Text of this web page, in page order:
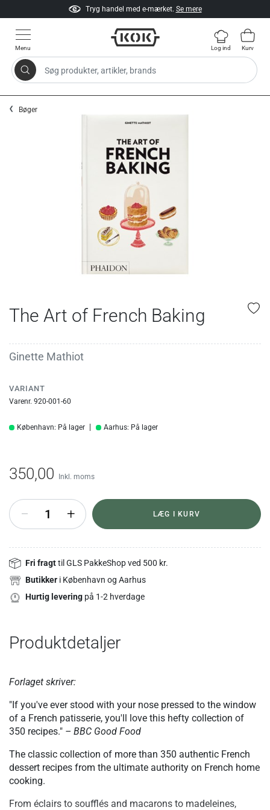
Tryg handel med e-mærket. Se mere
Menu
Søg produkter, artikler, brands
Log ind Kurv
Bøger
The Art of French Baking
Ginette Mathiot
VARIANT
Varenr. 920-001-60
København: På lager Aarhus: På lager
350,00 Inkl. moms
+ LÆG I KURV
Fri fragttil GLS PakkeShop ved 500 kr.
Butikker i København og Aarhus
Hurtig levering på 1-2 hverdage
Produktdetaljer
Forlaget skriver:
"If you've ever stood with your nose pressed to the window
of a French patisserie, you'll love this hefty collection of
350 recipes." – BBC Good Food
The classic collection of more than 350 authentic French
dessert recipes from the ultimate authority on French home
cooking.
From éclairs to soufflés and macarons to madeleines,